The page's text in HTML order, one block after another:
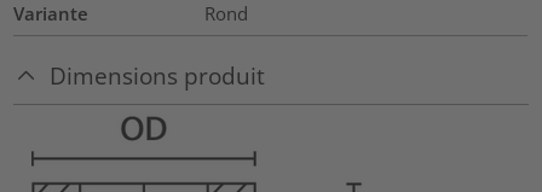
Variante
Rond
Dimensions produit